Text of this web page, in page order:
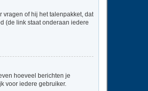
vragen of hij het talenpakket, dat
(de link staat onderaan iedere
hoeveel berichten je
voor iedere gebruiker.